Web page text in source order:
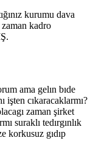
kurumu dava
kadro
ama gelın bıde
işten cıkaracaklarmı?
zaman şirket
suraklı tedırgınlık
korkusuz gıdıp